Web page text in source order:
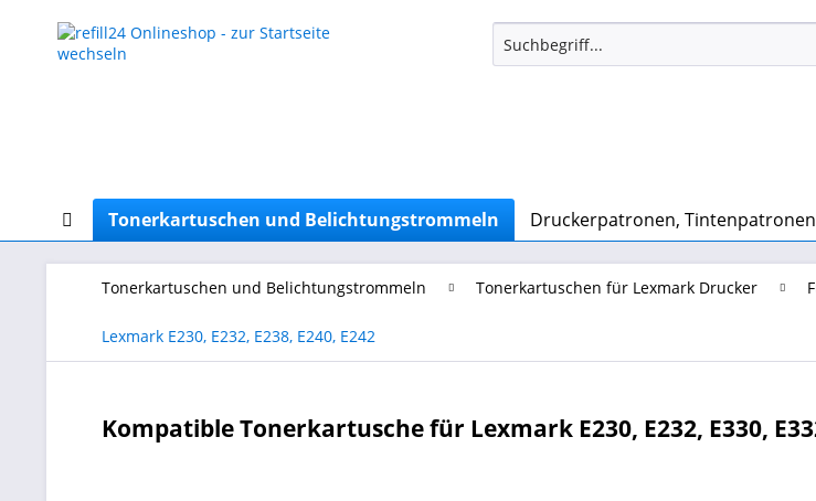
Tonerkartuschen und Belichtungstrommeln Druckerpatronen, Tintenpatronen
Tonerkartuschen und Belichtungstrommeln Tonerkartuschen für Lexmark Drucker
Lexmark E230, E232, E238, E240, E242
Kompatible Tonerkartusche für Lexmark E230, E232, E330,